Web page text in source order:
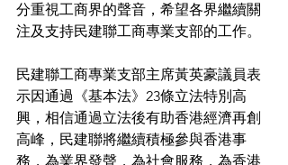
分重視工商界的聲音，希望各界繼續關
注及支持民建聯工商專業支部的工作。
民建聯工商專業支部主席黃英豪議員表
示因通過《基本法》23條立法特別高
興，相信通過立法後有助香港經濟再創
高峰，民建聯將繼續積極參與香港事
務，為業界發聲，為社會服務，為香港